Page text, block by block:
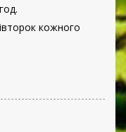
кожного